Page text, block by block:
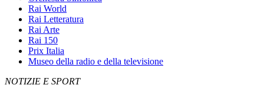
Rai World
Rai Letteratura
Rai Arte
Rai 150
Prix Italia
Museo della radio e della televisione
NOTIZIE E SPORT